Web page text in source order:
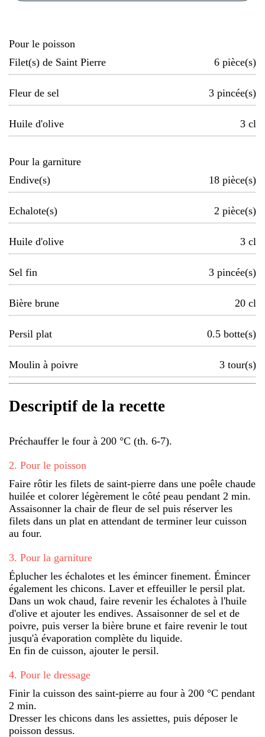
Pour le poisson
Filet(s) de Saint Pierre
6 pièce(s)
Fleur de sel 3 pincée(s)
Huile d'olive 3 cl
Pour la garniture
Endive(s)
18 pièce(s)
Echalote(s) 2 pièce(s)
Huile d'olive 3 cl
Sel fin 3 pincée(s)
Bière brune 20 cl
Persil plat 0.5 botte(s)
Moulin à poivre 3 tour(s)
Descriptif de la recette
Préchauffer le four à 200 °C (th. 6-7).
2. Pour le poisson
Faire rôtir les filets de saint-pierre dans une poêle chaude
huilée et colorer légèrement le côté peau pendant 2 min.
Assaisonner la chair de fleur de sel puis réserver les
filets dans un plat en attendant de terminer leur cuisson
au four.
3. Pour la garniture
Éplucher les échalotes et les émincer finement. Émincer
également les chicons. Laver et effeuiller le persil plat.
Dans un wok chaud, faire revenir les échalotes à l'huile
d'olive et ajouter les endives. Assaisonner de sel et de
poivre, puis verser la bière brune et faire revenir le tout
jusqu'à évaporation complète du liquide.
En fin de cuisson, ajouter le persil.
4. Pour le dressage
Finir la cuisson des saint-pierre au four à 200 °C pendant
2 min.
Dresser les chicons dans les assiettes, puis déposer le
poisson dessus.